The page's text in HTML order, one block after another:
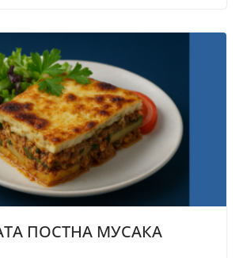
ПОСТНА МУСАКА